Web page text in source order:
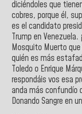
diciéndoles que
cobres, porque él,
es el candidato
Trump en Venezuela.
Mosquito Muerto
quién es más
Toledo o Enrique
respondáis vos esa
anda más confundío
Donando Sangre en